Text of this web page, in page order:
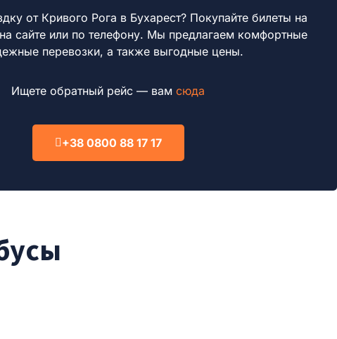
от Кривого Рога в Бухарест? Покупайте билеты на
сайте или по телефону. Мы предлагаем комфортные
перевозки, а также выгодные цены.
Ищете обратный рейс — вамсюда
+38 0800 88 17 17